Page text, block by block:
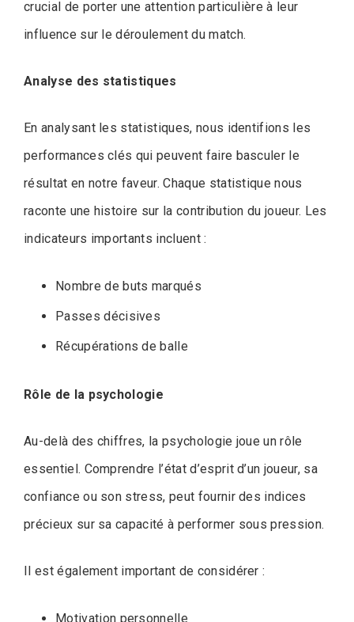
crucial de porter une attention particulière à leur
influence sur le déroulement du match.
Analyse des statistiques
En analysant les statistiques, nous identifions les
performances clés qui peuvent faire basculer le
résultat en notre faveur. Chaque statistique nous
raconte une histoire sur la contribution du joueur. Les
indicateurs importants incluent :
Nombre de buts marqués
Passes décisives
Récupérations de balle
Rôle de la psychologie
Au-delà des chiffres, la psychologie joue un rôle
essentiel. Comprendre l’état d’esprit d’un joueur, sa
confiance ou son stress, peut fournir des indices
précieux sur sa capacité à performer sous pression.
Il est également important de considérer :
Motivation personnelle